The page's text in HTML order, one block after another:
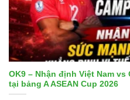
OK9 – Nhận định Việt Nam
tại bảng A ASEAN Cup 2026